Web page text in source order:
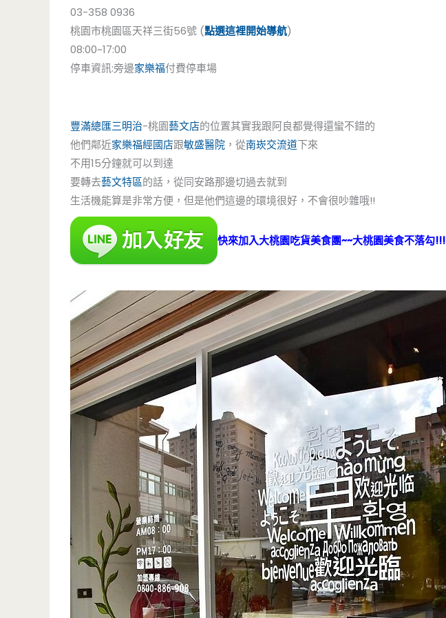
03-358 0936
桃園市桃園區天祥三街56號 (點選這裡開始導航)
08:00~17:00
停車資訊:旁邊家樂福付費停車場
豐滿總匯三明治-桃園藝文店的位置其實我跟阿良都覺得還蠻不錯的
他們鄰近家樂福經國店跟敏盛醫院 ，從南崁交流道下來
不用15分鐘就可以到達
要轉去藝文特區的話，從同安路那邊切過去就到
生活機能算是非常方便，但是他們這邊的環境很好，不會很吵雜哦!!
快來加入大桃園吃貨美食團~~大桃園美食不落勾!!!